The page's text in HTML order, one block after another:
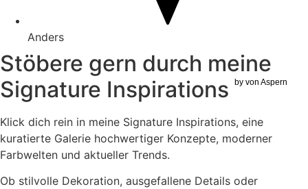
Anders
Stöbere gern durch meine
Signature Inspirations
by von Aspern
Klick dich rein in meine Signature Inspirations, eine
kuratierte Galerie hochwertiger Konzepte, moderner
Farbwelten und aktueller Trends.
Ob stilvolle Dekoration, ausgefallene Details oder